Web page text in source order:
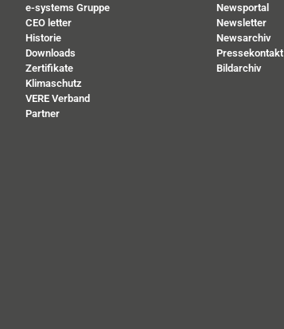
e-systems Gruppe
CEO letter
Historie
Downloads
Zertifikate
Klimaschutz
VERE Verband
Partner
Newsportal
Newsletter
Newsarchiv
Pressekontakt
Bildarchiv